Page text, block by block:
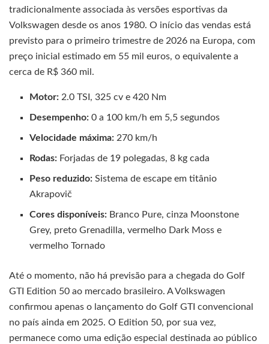
tradicionalmente associada às versões esportivas da
Volkswagen desde os anos 1980. O início das vendas está
previsto para o primeiro trimestre de 2026 na Europa, com
preço inicial estimado em 55 mil euros, o equivalente a
cerca de R$ 360 mil.
Motor: 2.0 TSI, 325 cv e 420 Nm
Desempenho: 0 a 100 km/h em 5,5 segundos
Velocidade máxima: 270 km/h
Rodas: Forjadas de 19 polegadas, 8 kg cada
Peso reduzido: Sistema de escape em titânio
Akrapovič
Cores disponíveis: Branco Pure, cinza Moonstone
Grey, preto Grenadilla, vermelho Dark Moss e
vermelho Tornado
Até o momento, não há previsão para a chegada do Golf
GTI Edition 50 ao mercado brasileiro. A Volkswagen
confirmou apenas o lançamento do Golf GTI convencional
no país ainda em 2025. O Edition 50, por sua vez,
permanece como uma edição especial destinada ao público